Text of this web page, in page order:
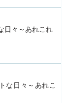
々～あれこれ
な日々～あれこ